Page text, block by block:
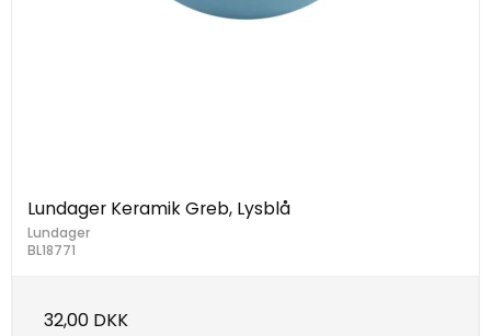
Lundager Keramik Greb, Lysblå
Lundager
BL18771
32,00 DKK